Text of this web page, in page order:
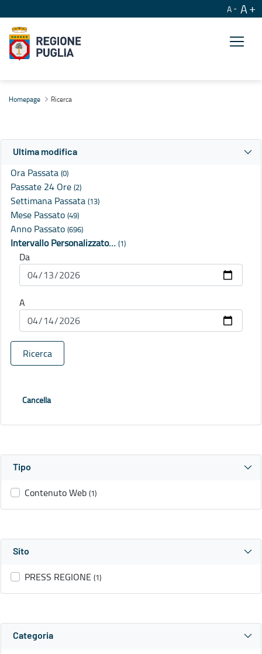
A A
Homepage Ricerca
Ultima modifica
Ora Passata (0)
Passate 24 Ore (2)
Settimana Passata (13)
Mese Passato (49)
Anno Passato (696)
Intervallo Personalizzato… (1)
Da
A
Ricerca
Cancella
Tipo
Contenuto Web (1)
Sito
PRESS REGIONE (1)
Categoria